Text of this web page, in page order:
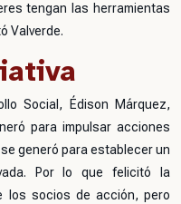
tengan las herramientas
Valverde.
Social, Édison Márquez,
para impulsar acciones
generó para establecer un
Por lo que felicitó la
los socios de acción, pero